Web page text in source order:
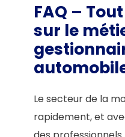
FAQ –
sur le
Le secteur de la
rapidement, et